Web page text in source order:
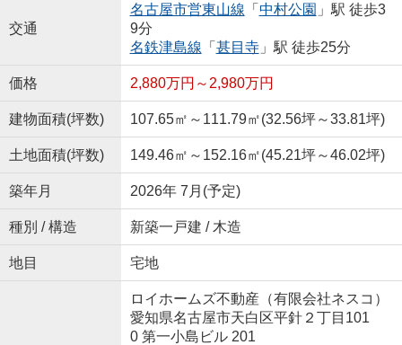
交通
名古屋市営東山線 「 中村公園 」駅 徒歩3
9分
名鉄津島線 「 甚目寺」駅 徒歩25分
価格 2,880万円～2,980万円
建物面積(坪数) 107.65㎡～111.79㎡(32.56坪～33.81坪)
土地面積(坪数) 149.46㎡～152.16㎡(45.21坪～46.02坪)
築年月 2026年 7月(予定)
種別 / 構造 新築一戸建 / 木造
地目 宅地
ロイホームズ不動産（有限会社ネスコ）
愛知県名古屋市天白区平針２丁目101
0 第一小島ビル 201